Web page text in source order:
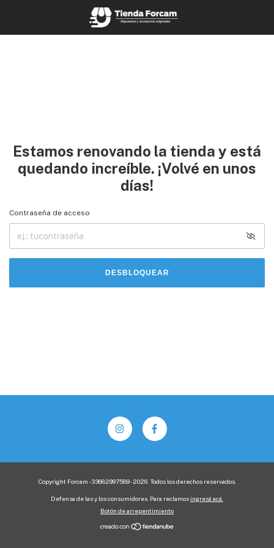
Estamos renovando la tienda y está
quedando increíble. ¡Volvé en unos
días!
Contraseña de acceso
DESBLOQUEAR
Copyright Forcam - 33682997589 - 2026. Todos los derechos reservados.
Defensa de las y los consumidores. Para reclamos ingresá acá.
Botón de arrepentimiento